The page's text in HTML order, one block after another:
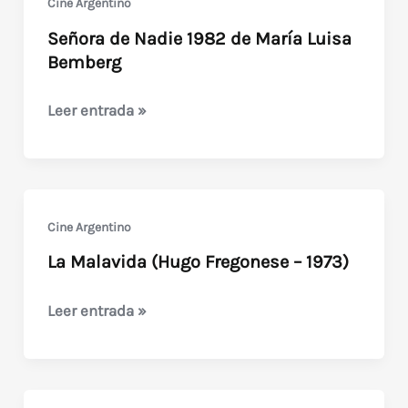
Cine Argentino
Señora de Nadie 1982 de María Luisa
Bemberg
Señora
María
Luisa
Leer entrada »
Cine Argentino
La Malavida (Hugo Fregonese – 1973)
La
Leer entrada »